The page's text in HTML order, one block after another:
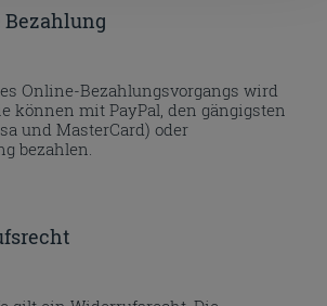
Bezahlung
Online-Bezahlungsvorgangs wird
können mit PayPal, den gängigsten
und MasterCard) oder
bezahlen.